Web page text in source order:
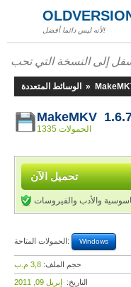
لأنه ليس دائما أفضل!
الوسائط المتعددة »
MakeMKV
1335 الحمولات
تحميل الآن
والأدب والفيروسات
الحمولات المتاحة: Windows
حجم الملف: 3,8 م.ب
التاريخ: إبريل 09, 2011